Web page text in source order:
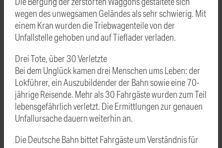
wegen des unwegsamen Geländes als sehr schwierig. Mit
einem Kran wurden die Triebwagenteile von der
Unfallstelle gehoben und auf Tieflader verladen.
Drei Tote, über 30 Verletzte
Bei dem Unglück kamen drei Menschen ums Leben: der
Lokführer, ein Auszubildender der Bahn sowie eine 70-
jährige Reisende. Mehr als 30 Fahrgäste wurden zum Teil
lebensgefährlich verletzt. Die Ermittlungen zur genauen
Unfallursache dauern weiterhin an.
Die Deutsche Bahn bittet Fahrgäste um Verständnis für